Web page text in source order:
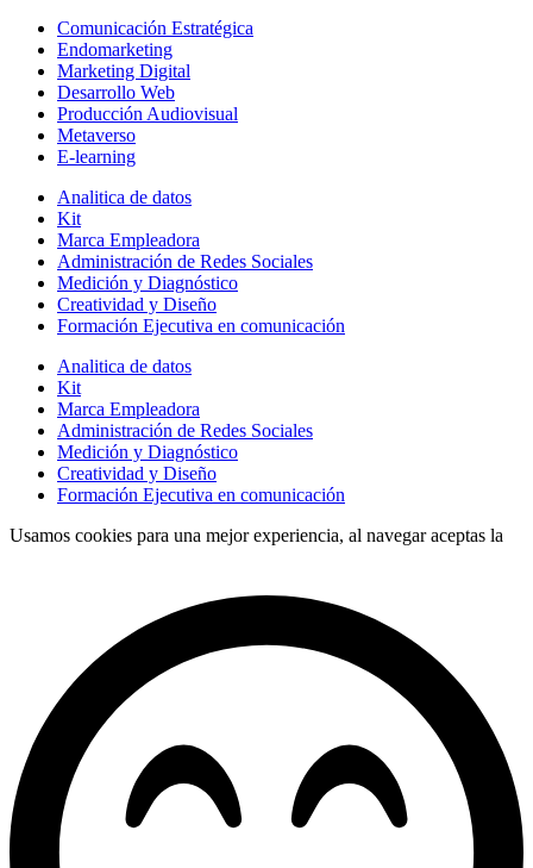
Comunicación Estratégica
Endomarketing
Marketing Digital
Desarrollo Web
Producción Audiovisual
Metaverso
E-learning
Analitica de datos
Kit
Marca Empleadora
Administración de Redes Sociales
Medición y Diagnóstico
Creatividad y Diseño
Formación Ejecutiva en comunicación
Analitica de datos
Kit
Marca Empleadora
Administración de Redes Sociales
Medición y Diagnóstico
Creatividad y Diseño
Formación Ejecutiva en comunicación
Usamos cookies para una mejor experiencia, al navegar aceptas la